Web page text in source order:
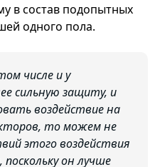
в состав подопытных
одного пола.
числе и у
сильную защиту, и
воздействие на
то можем не
этого воздействия
он лучше